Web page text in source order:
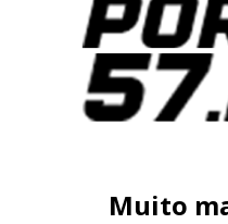
Muito